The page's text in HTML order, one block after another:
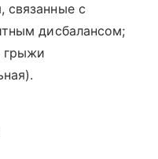
связанные с
дисбалансом;
грыжи